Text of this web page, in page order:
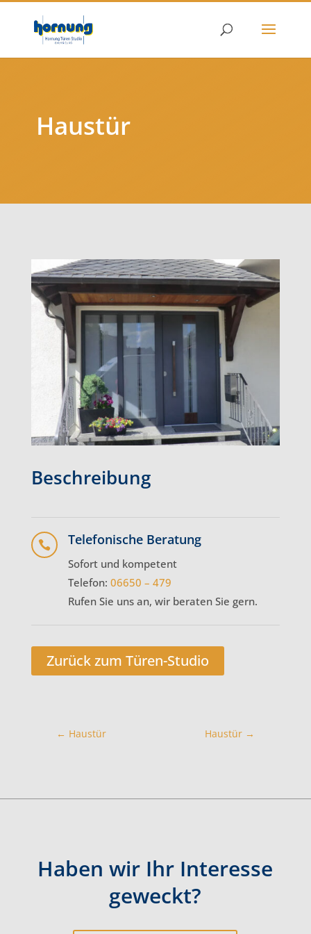
Haustür
Beschreibung
 Telefonische Beratung
Sofort und kompetent
Telefon: 06650 – 479
Rufen Sie uns an, wir beraten Sie gern.
Zurück zum Türen-Studio
← Haustür Haustür →
Haben wir Ihr Interesse
geweckt?